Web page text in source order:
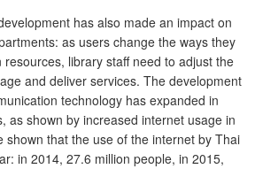
has also made an impact on
as users change the ways they
library staff need to adjust the
and deliver services. The development
techno­logy has expanded in
as shown by increased internet usage in
shown that the use of the internet by Thai
in 2014, 27.6 million people, in 2015,